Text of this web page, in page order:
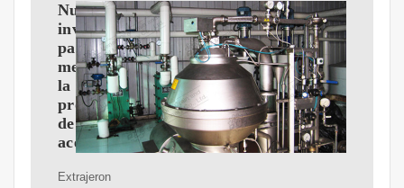
Nueva
investigación
para
mejorar
la
producción
de
aceite
Extrajeron